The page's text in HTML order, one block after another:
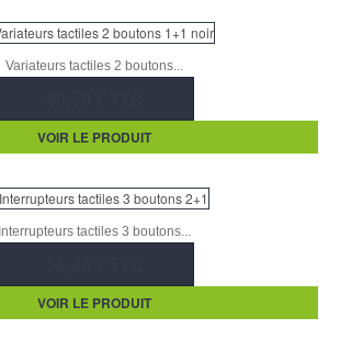
Variateurs tactiles 2 boutons...
VOIR LE PRODUIT
Interrupteurs tactiles 3 boutons...
VOIR LE PRODUIT